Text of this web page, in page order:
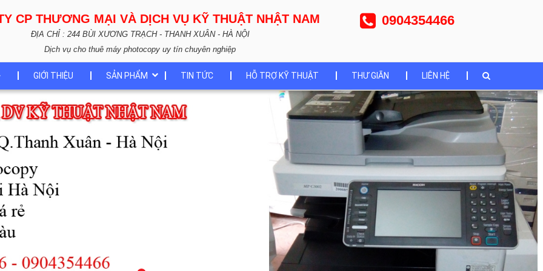
CP THƯƠNG MẠI VÀ DỊCH VỤ KỸ THUẬT NHẬT NAM
ĐỊA CHỈ : 244 BÙI XƯƠNG TRẠCH - THANH XUÂN - HÀ NỘI
Dịch vụ cho thuê máy photocopy uy tín chuyên nghiệp
0904354466
GIỚI THIỆU SẢN PHẨM TIN TỨC HỖ TRỢ KỸ THUẬT THƯ GIÃN LIÊN HỆ